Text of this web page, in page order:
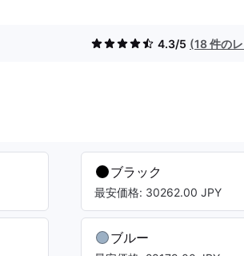
4.3/5 (18 件の
ブラック
最安価格: 30262.00 JPY
ブルー